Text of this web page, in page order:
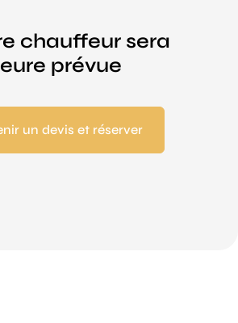
chauffeur sera
prévue
un devis et réserver